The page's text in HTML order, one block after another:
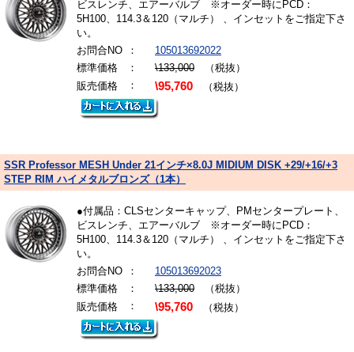
ビスレンチ、エアーバルブ ※オーダー時にPCD：
5H100、114.3＆120（マルチ） 、インセットをご指定下さ
い。
お問合NO
：
105013692022
標準価格
： \133,000 （税抜）
販売価格
： \95,760 （税抜）
SSR Professor MESH Under 21インチ×8.0J MIDIUM DISK +29/+16/+3
STEP RIM ハイメタルブロンズ（1本）
●付属品：CLSセンターキャップ、PMセンタープレート、
ビスレンチ、エアーバルブ ※オーダー時にPCD：
5H100、114.3＆120（マルチ） 、インセットをご指定下さ
い。
お問合NO
：
105013692023
標準価格
： \133,000 （税抜）
販売価格
： \95,760 （税抜）